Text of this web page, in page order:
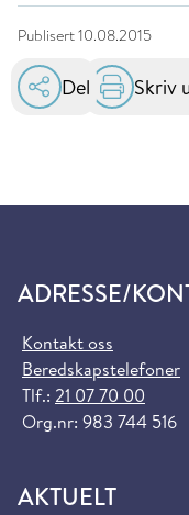
Publisert10.08.2015
Del Skriv
ADRESSE/
Kontakt oss
Beredskapstelefoner
Tlf.: 21 07 70 00
Org.nr: 983 744 516
AKTUELT